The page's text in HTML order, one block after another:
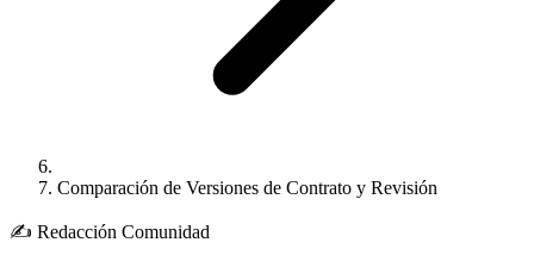
Comparación de Versiones de Contrato y Revisión
✍️ Redacción Comunidad